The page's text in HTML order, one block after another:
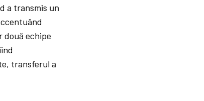
a transmis un
echipe
transferul a